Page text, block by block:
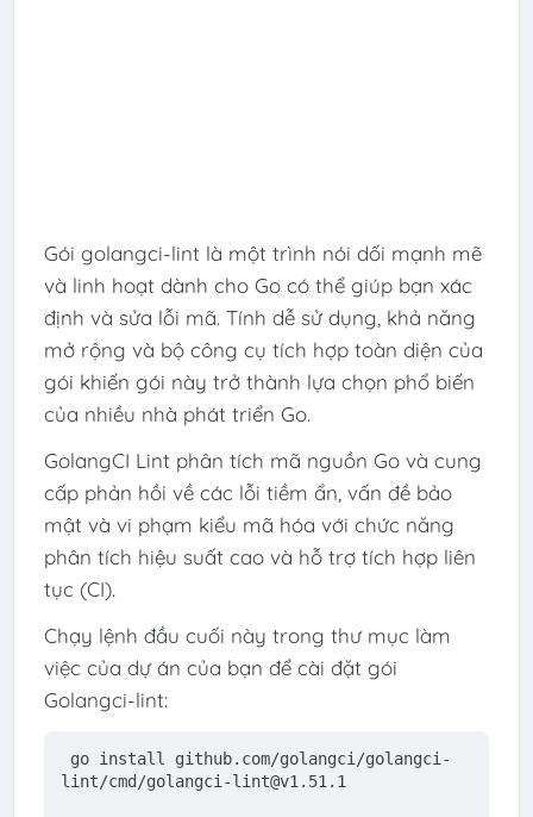
Gói golangci-lint là một trình nói dối mạnh mẽ
và linh hoạt dành cho Go có thể giúp bạn xác
định và sửa lỗi mã. Tính dễ sử dụng, khả năng
mở rộng và bộ công cụ tích hợp toàn diện của
gói khiến gói này trở thành lựa chọn phổ biến
của nhiều nhà phát triển Go.
GolangCI Lint phân tích mã nguồn Go và cung
cấp phản hồi về các lỗi tiềm ẩn, vấn đề bảo
mật và vi phạm kiểu mã hóa với chức năng
phân tích hiệu suất cao và hỗ trợ tích hợp liên
tục (CI).
Chạy lệnh đầu cuối này trong thư mục làm
việc của dự án của bạn để cài đặt gói
Golangci-lint:
go install github.com/golangci/golangci-
lint/cmd/golangci-lint@v1.51.1